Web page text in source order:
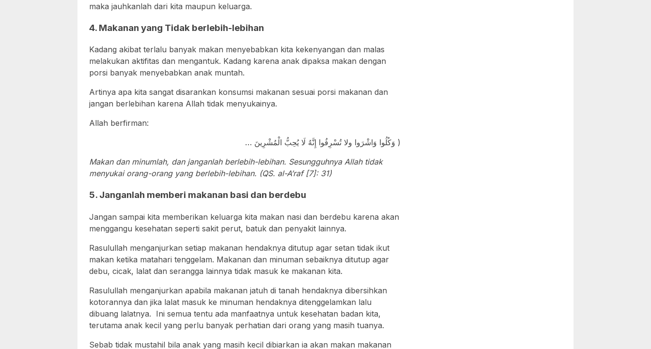
maka jauhkanlah dari kita maupun keluarga.
4. Makanan yang Tidak berlebih-lebihan
Kadang akibat terlalu banyak makan menyebabkan kita kekenyangan dan malas
melakukan aktifitas dan mengantuk. Kadang karena anak dipaksa makan dengan
porsi banyak menyebabkan anak muntah.
Artinya apa kita sangat disarankan konsumsi makanan sesuai porsi makanan dan
jangan berlebihan karena Allah tidak menyukainya.
Allah berfirman:
… وَكُلُوا وَاشْرَوا ولا تُسْرِفُوا إِنَّهُ لَا يُحِبُّ الْمُشْرِينَ )
Makan dan minumlah, dan janganlah berlebih-lebihan. Sesungguhnya Allah tidak
menyukai orang-orang yang berlebih-lebihan. (QS. al-A’raf [7]: 31)
5. Janganlah memberi makanan basi dan berdebu
Jangan sampai kita memberikan keluarga kita makan nasi dan berdebu karena akan
menggangu kesehatan seperti sakit perut, batuk dan penyakit lainnya.
Rasulullah menganjurkan setiap makanan hendaknya ditutup agar setan tidak ikut
makan ketika matahari tenggelam. Makanan dan minuman sebaiknya ditutup agar
debu, cicak, lalat dan serangga lainnya tidak masuk ke makanan kita.
Rasulullah menganjurkan apabila makanan jatuh di tanah hendaknya dibersihkan
kotorannya dan jika lalat masuk ke minuman hendaknya ditenggelamkan lalu
dibuang lalatnya. Ini semua tentu ada manfaatnya untuk kesehatan badan kita,
terutama anak kecil yang perlu banyak perhatian dari orang yang masih tuanya.
Sebab tidak mustahil bila anak yang masih kecil dibiarkan ia akan makan makanan